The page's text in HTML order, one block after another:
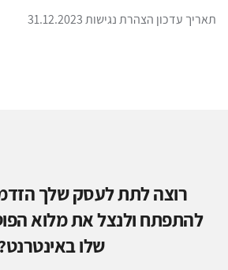
תאריך עדכון הצהרת נגישות 31.12.2023
רוצה לתת לעסק שלך
להתפתח ולנצל את מלוא
שלו